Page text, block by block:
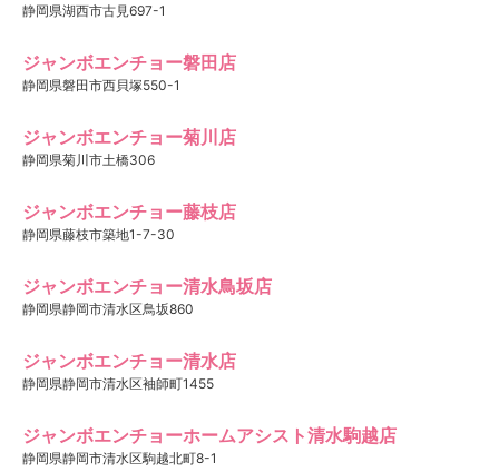
静岡県湖西市古見697-1
ジャンボエンチョー磐田店
静岡県磐田市西貝塚550-1
ジャンボエンチョー菊川店
静岡県菊川市土橋306
ジャンボエンチョー藤枝店
静岡県藤枝市築地1-7-30
ジャンボエンチョー清水鳥坂店
静岡県静岡市清水区鳥坂860
ジャンボエンチョー清水店
静岡県静岡市清水区袖師町1455
ジャンボエンチョーホームアシスト清水駒越店
静岡県静岡市清水区駒越北町8-1